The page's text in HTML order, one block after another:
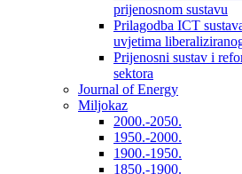
prijenosnom sustavu
Prilagodba ICT
uvjetima
Prijenosni sustav i
sektora
Journal of Energy
Miljokaz
2000.-2050.
1950.-2000.
1900.-1950.
1850.-1900.